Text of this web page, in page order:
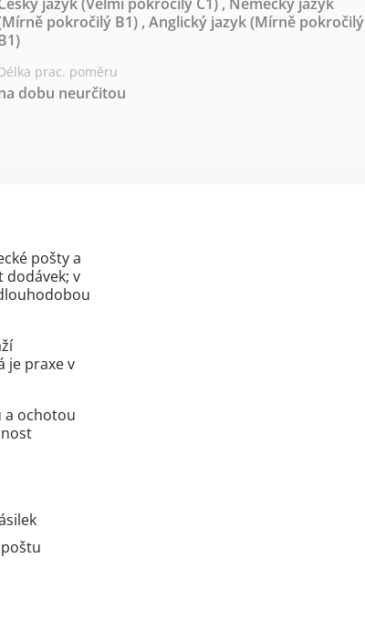
pokročilý B1) , Anglický jazyk(Mírně pokročilý
prac. poměru
dobu neurčitou
pošty a
dodávek; v
je praxe v
a ochotou